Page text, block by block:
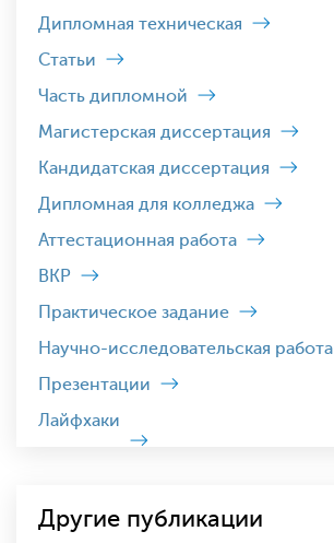
Дипломная техническая
Статьи
Часть дипломной
Магистерская диссертация
Кандидатская диссертация
Дипломная для колледжа
Аттестационная работа
ВКР
Практическое задание
Научно-исследовательская работа
Презентации
Лайфхаки
Другие публикации